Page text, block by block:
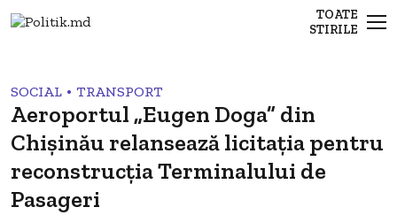
TOATE
STIRILE
SOCIAL • TRANSPORT
Aeroportul „Eugen Doga” din
Chișinău relansează licitația pentru
reconstrucția Terminalului de
Pasageri